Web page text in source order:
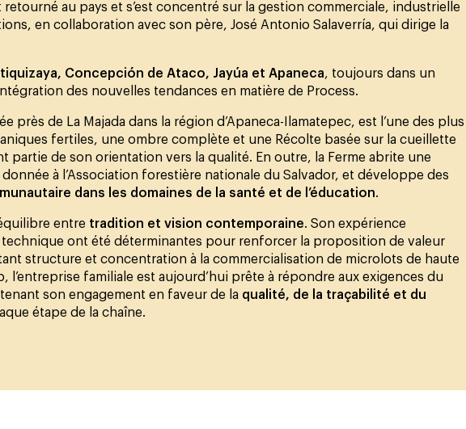
au pays et s’est concentré sur la gestion commerciale, industrielle
en collaboration avec son père, José Antonio Salaverría, qui dirige la
Concepción de Ataco, Jayúa et Apaneca, toujours dans un
des nouvelles tendances en matière de Process.
près de La Majada dans la région d’Apaneca-Ilamatepec, est l’une des plus
fertiles, une ombre complète et une Récolte basée sur la cueillette
partie de son orientation vers la qualité. En outre, la Ferme abrite une
donnée à l’Association forestière nationale du Salvador, et développe des
dans les domaines de la santé et de l’éducation.
entre tradition et vision contemporaine. Son expérience
ont été déterminantes pour renforcer la proposition de valeur
structure et concentration à la commercialisation de microlots de haute
l’entreprise familiale est aujourd’hui prête à répondre aux exigences du
son engagement en faveur de la qualité, de la traçabilité et du
étape de la chaîne.